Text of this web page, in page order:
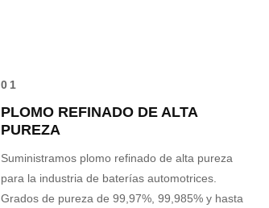
01
PLOMO REFINADO DE ALTA
PUREZA
Suministramos plomo refinado de alta pureza
para la industria de baterías automotrices.
Grados de pureza de 99,97%, 99,985% y hasta